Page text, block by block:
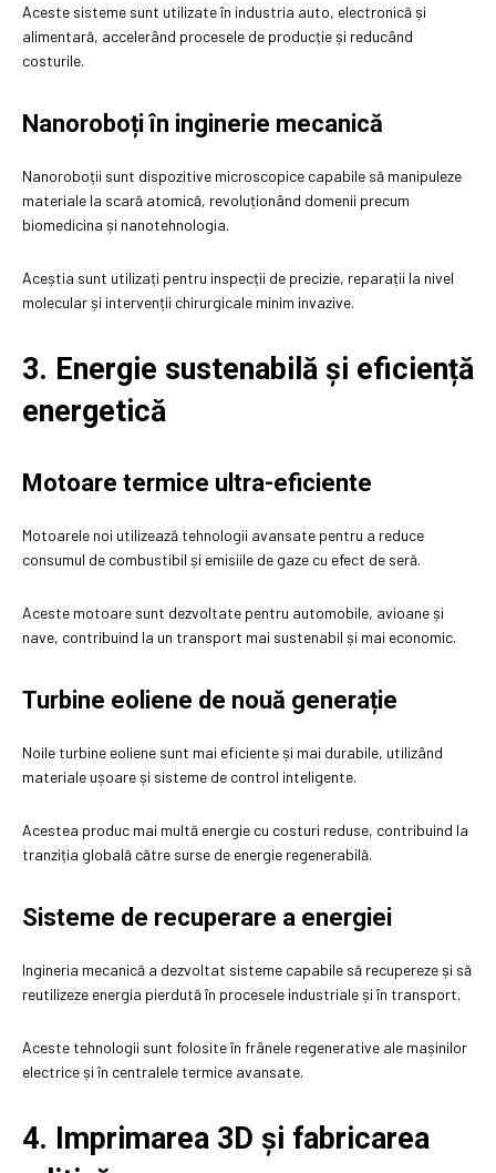
Aceste sisteme sunt utilizate în industria auto, electronică și
alimentară, accelerând procesele de producție și reducând
costurile.
Nanoroboți în inginerie mecanică
Nanoroboții sunt dispozitive microscopice capabile să manipuleze
materiale la scară atomică, revoluționând domenii precum
biomedicina și nanotehnologia.
Aceștia sunt utilizați pentru inspecții de precizie, reparații la nivel
molecular și intervenții chirurgicale minim invazive.
3. Energie sustenabilă și eficiență
energetică
Motoare termice ultra-eficiente
Motoarele noi utilizează tehnologii avansate pentru a reduce
consumul de combustibil și emisiile de gaze cu efect de seră.
Aceste motoare sunt dezvoltate pentru automobile, avioane și
nave, contribuind la un transport mai sustenabil și mai economic.
Turbine eoliene de nouă generație
Noile turbine eoliene sunt mai eficiente și mai durabile, utilizând
materiale ușoare și sisteme de control inteligente.
Acestea produc mai multă energie cu costuri reduse, contribuind la
tranziția globală către surse de energie regenerabilă.
Sisteme de recuperare a energiei
Ingineria mecanică a dezvoltat sisteme capabile să recupereze și să
reutilizeze energia pierdută în procesele industriale și în transport.
Aceste tehnologii sunt folosite în frânele regenerative ale mașinilor
electrice și în centralele termice avansate.
4. Imprimarea 3D și fabricarea